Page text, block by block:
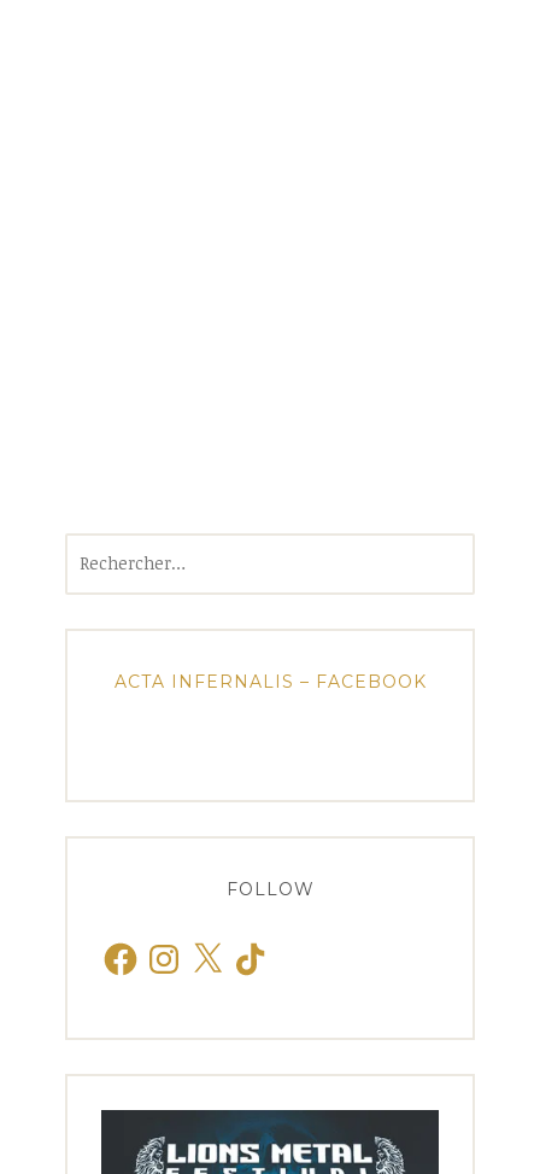
ACTA INFERNALIS – FACEBOOK
FOLLOW
FacebookInstagram
X TikTok